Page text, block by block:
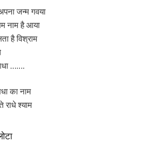
जन्म गवया
नाम है आया
है विश्राम
…….
का नाम
राधे श्याम